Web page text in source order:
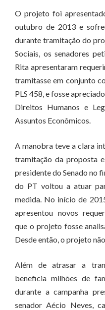
O projeto foi
outubro de 2013 e
durante tramitação do
Sociais, os senadores
Rita apresentaram
tramitasse em conjunto
PLS 458, e fosse
Direitos Humanos e
Assuntos Econômicos.
A manobra teve a clara
tramitação da proposta
presidente do Senado no
do PT voltou a atuar
medida. No início de
apresentou novos
que o projeto fosse
Desde então, o projeto
Além de atrasar a
beneficia milhões de
durante a campanha
senador Aécio Neves,